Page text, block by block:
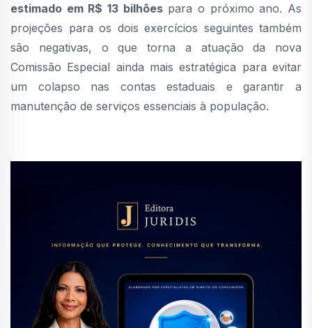
estimado em R$ 13 bilhõespara o próximo ano. As
projeções para os dois exercícios seguintes também
são negativas, o que torna a atuação da nova
Comissão Especial ainda mais estratégica para evitar
um colapso nas contas estaduais e garantir a
manutenção de serviços essenciais à população.